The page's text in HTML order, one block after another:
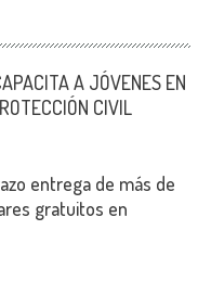
A JÓVENES EN
CIVIL
entrega de más de
gratuitos en